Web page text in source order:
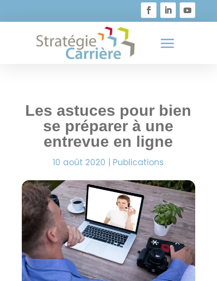
Les astuces pour bien
se préparer à une
entrevue en ligne
10 août 2020 | Publications